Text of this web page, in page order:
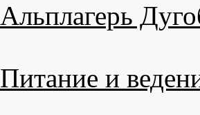
Альплагерь
Питание и